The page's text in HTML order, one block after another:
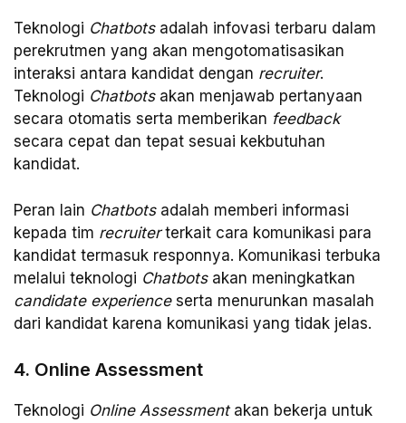
Teknologi Chatbotsadalah infovasi terbaru dalam
perekrutmen yang akan mengotomatisasikan
interaksi antara kandidat dengan recruiter.
Teknologi Chatbotsakan menjawab pertanyaan
secara otomatis serta memberikan feedback
secara cepat dan tepat sesuai kekbutuhan
kandidat.
Peran lain Chatbotsadalah memberi informasi
kepada tim recruiterterkait cara komunikasi para
kandidat termasuk responnya. Komunikasi terbuka
melalui teknologi Chatbotsakan meningkatkan
candidate experienceserta menurunkan masalah
dari kandidat karena komunikasi yang tidak jelas.
4. Online Assessment
Teknologi Online Assessmentakan bekerja untuk